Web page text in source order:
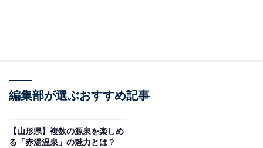
蔵王温泉周辺は、年間を通じて大自然を満喫できるアク
口湖「御釜」は、エメラルドグリーンの水をたたえた神
編集部が選ぶおすすめ記事
【山形県】複数の源泉を楽しめ
る「赤湯温泉」の魅力とは？